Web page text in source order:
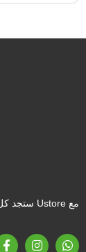
مع Ustore ستجد كل ما تريد وأكثر